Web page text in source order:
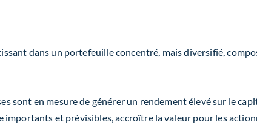
dans un portefeuille concentré, mais diversifié,
sont en mesure de générer un rendement élevé sur le
importants et prévisibles, accroître la valeur pour les